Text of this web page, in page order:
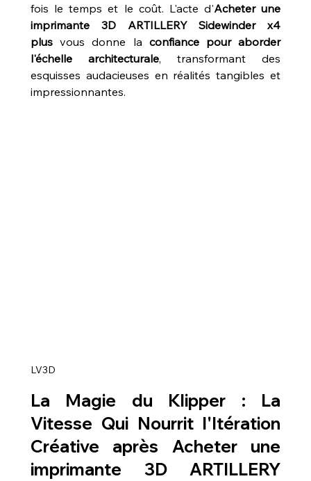
fois le temps et le coût. L'acte d'Acheter une
imprimante 3D ARTILLERY Sidewinder x4
plus vous donne la confiance pour aborder
l'échelle architecturale, transformant des
esquisses audacieuses en réalités tangibles et
impressionnantes.
LV3D
La Magie du Klipper : La
Vitesse Qui Nourrit l'Itération
Créative après Acheter une
imprimante 3D ARTILLERY